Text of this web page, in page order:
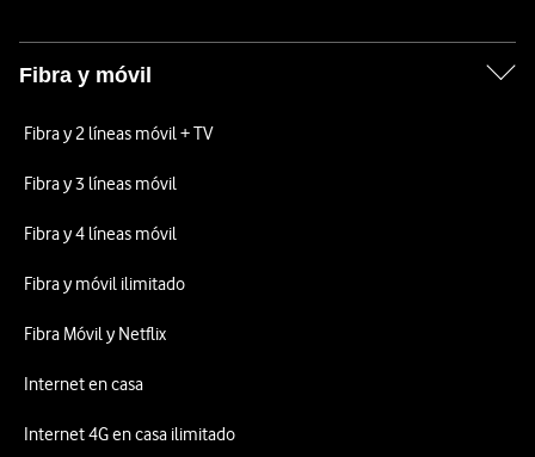
Fibra y móvil
Fibra y 2 líneas móvil + TV
Fibra y 3 líneas móvil
Fibra y 4 líneas móvil
Fibra y móvil ilimitado
Fibra Móvil y Netflix
Internet en casa
Internet 4G en casa ilimitado